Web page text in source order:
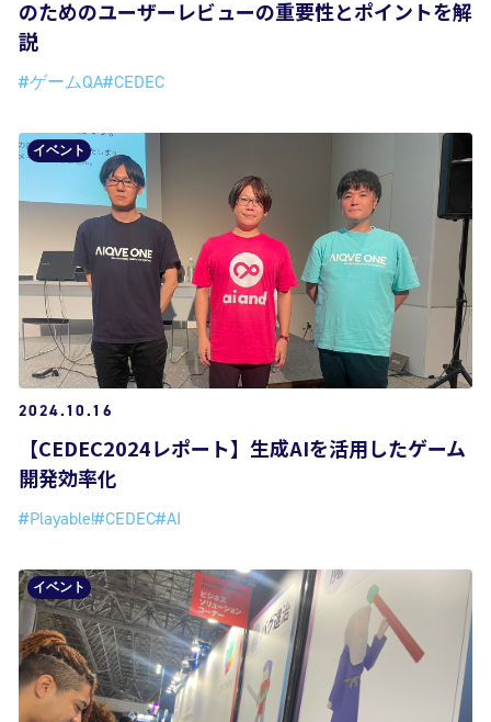
のためのユーザーレビューの重要性とポイントを解
説
#ゲームQA#CEDEC
イベント
2024.10.16
【CEDEC2024レポート】生成AIを活用したゲーム
開発効率化
#Playable!#CEDEC#AI
イベント